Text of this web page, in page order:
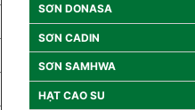
SƠN DONASA
SƠN CADIN
SƠN SAMHWA
HẠT CAO SU